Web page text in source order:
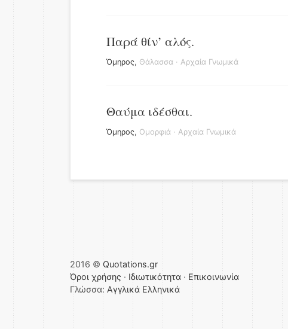
Παρά θίν’ αλός.
Όμηρος, Θάλασσα · Αρχαία Γνωμικά
Θαύμα ιδέσθαι.
Όμηρος, Ομορφιά · Αρχαία Γνωμικά
2016 © Quotations.gr
Όροι χρήσης · Ιδιωτικότητα · Επικοινωνία
Γλώσσα: Αγγλικά Ελληνικά